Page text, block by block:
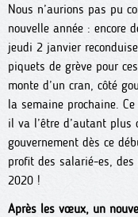
Nous n’aurions pas pu
nouvelle année : encore
jeudi 2 janvier
piquets de grève pour
monte d’un cran, côté
la semaine prochaine.
il va l’être d’autant
gouvernement dès ce
profit des salarié-es, des
2020 !
Après les vœux, un